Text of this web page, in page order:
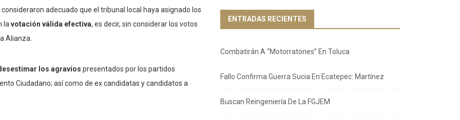
adecuado que el tribunal local haya asignado los
la votación válida efectiva, es decir, sin considerar los votos
Alianza.
los agravios presentados por los partidos
Ciudadano; así como de ex candidatas y candidatos a
ENTRADAS RECIENTES
Combatirán A “Motorratones” En Toluca
Fallo Confirma Guerra Sucia En Ecatepec: Martínez
Buscan Reingeniería De La FGJEM